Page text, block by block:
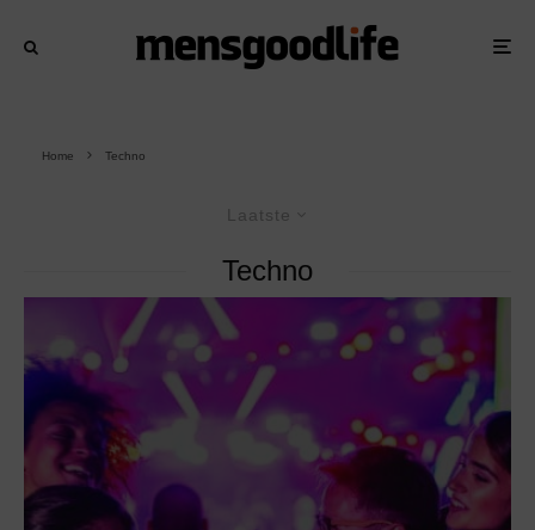
Home Techno
Laatste
Techno